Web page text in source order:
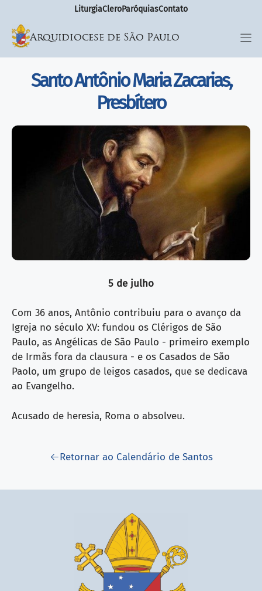
LiturgiaCleroParóquiasContato
Arquidiocese de São Paulo
Santo Antônio Maria Zacarias,
Presbítero
5 de julho
Com 36 anos, Antônio contribuiu para o avanço da
Igreja no século XV: fundou os Clérigos de São
Paulo, as Angélicas de São Paulo - primeiro exemplo
de Irmãs fora da clausura - e os Casados de São
Paolo, um grupo de leigos casados, que se dedicava
ao Evangelho.
Acusado de heresia, Roma o absolveu.
Retornar ao Calendário de Santos